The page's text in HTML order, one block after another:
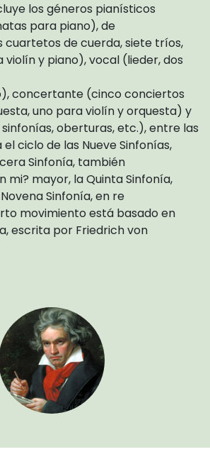
los géneros pianísticos
para piano), de
cuartetos de cuerda, siete tríos,
violín y piano), vocal (lieder, dos
concertante (cinco conciertos
uno para violín y orquesta) y
oberturas, etc.), entre las
ciclo de las Nueve Sinfonías,
Sinfonía, también
mi? mayor, la Quinta Sinfonía,
Sinfonía, en re
movimiento está basado en
escrita por Friedrich von